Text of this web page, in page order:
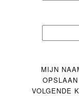
MIJN
VOLGENDE